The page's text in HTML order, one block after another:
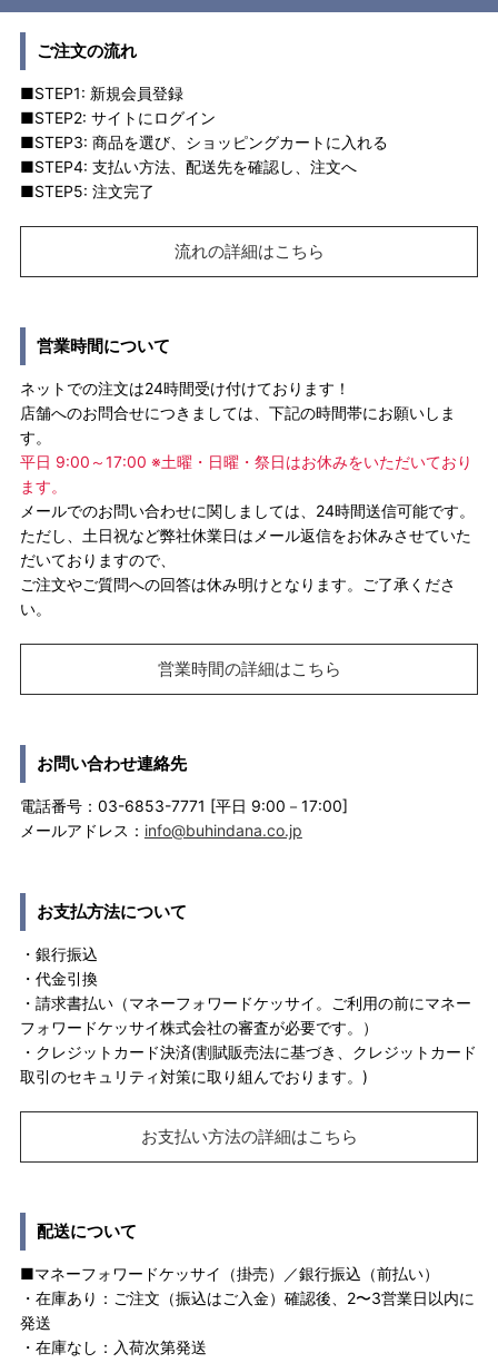
ご注文の流れ
■STEP1: 新規会員登録
■STEP2: サイトにログイン
■STEP3: 商品を選び、ショッピングカートに入れる
■STEP4: 支払い方法、配送先を確認し、注文へ
■STEP5: 注文完了
流れの詳細はこちら
営業時間について
ネットでの注文は24時間受け付けております！
店舗へのお問合せにつきましては、下記の時間帯にお願いしま
す。
平日 9:00～17:00 ※土曜・日曜・祭日はお休みをいただいており
ます。
メールでのお問い合わせに関しましては、24時間送信可能です。
ただし、土日祝など弊社休業日はメール返信をお休みさせていた
だいておりますので、
ご注文やご質問への回答は休み明けとなります。ご了承くださ
い。
営業時間の詳細はこちら
お問い合わせ連絡先
電話番号：03-6853-7771 [平日 9:00－17:00]
メールアドレス： info@buhindana.co.jp
お支払方法について
・銀行振込
・代金引換
・請求書払い（マネーフォワードケッサイ。ご利用の前にマネー
フォワードケッサイ株式会社の審査が必要です。）
・クレジットカード決済(割賦販売法に基づき、クレジットカード
取引のセキュリティ対策に取り組んでおります。)
お支払い方法の詳細はこちら
配送について
■マネーフォワードケッサイ（掛売）／銀行振込（前払い）
・在庫あり：ご注文（振込はご入金）確認後、2〜3営業日以内に
発送
・在庫なし：入荷次第発送